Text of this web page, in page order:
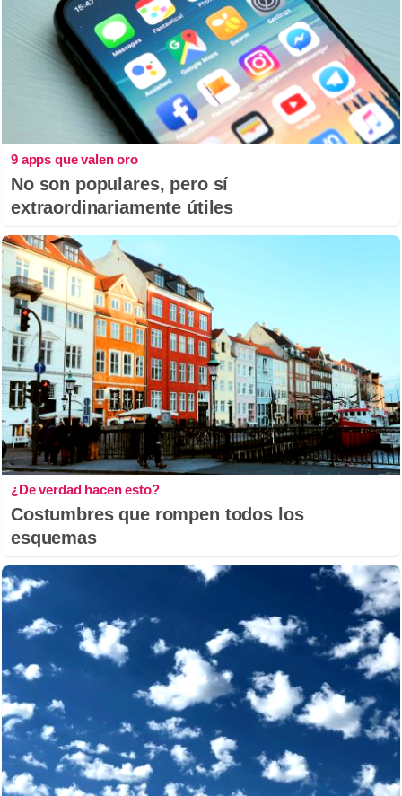
9 apps que valen oro
No son populares, pero sí
extraordinariamente útiles
¿De verdad hacen esto?
Costumbres que rompen todos los
esquemas